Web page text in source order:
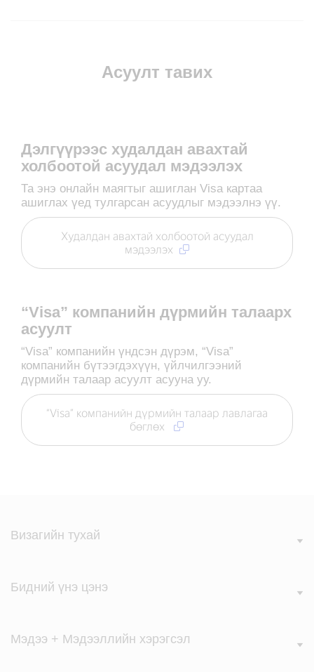
Асуулт тавих
Дэлгүүрээс худалдан авахтай
холбоотой асуудал мэдээлэх
Та энэ онлайн маягтыг ашиглан Visa картаа
ашиглах үед тулгарсан асуудлыг мэдээлнэ үү.
Худалдан авахтай холбоотой асуудал
мэдээлэх
“Visa” компанийн дүрмийн талаарх
асуулт
“Visa” компанийн үндсэн дүрэм, “Visa”
компанийн бүтээгдэхүүн, үйлчилгээний
дүрмийн талаар асуулт асууна уу.
“Visa” компанийн дүрмийн талаар лавлагаа
бөглөх
Визагийн тухай
Бидний үнэ цэнэ
Мэдээ + Мэдээллийн хэрэгсэл